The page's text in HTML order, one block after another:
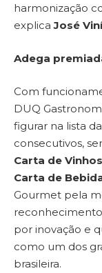
harmonização
explicaJosé
Adega
Com
DUQ
figurar na lista da
consecutivos,
Carta de
Carta de
Gourmet pela
por inovação e
como um dos
brasileira.